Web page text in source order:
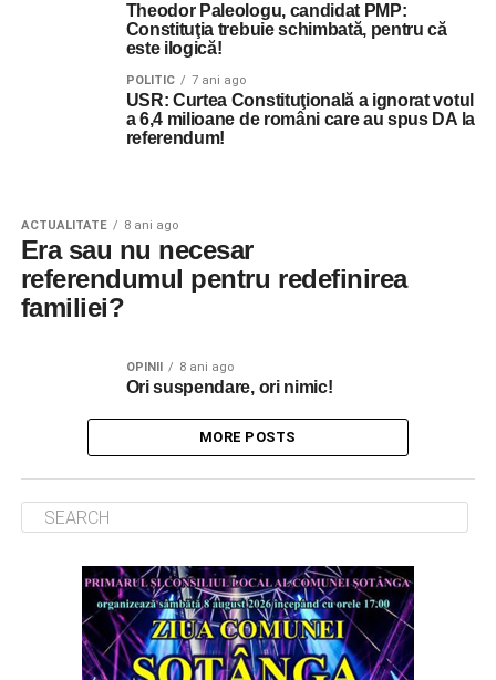
Theodor Paleologu, candidat PMP:
Constituţia trebuie schimbată, pentru că
este ilogică!
POLITIC 7 ani ago
USR: Curtea Constituţională a ignorat votul
a 6,4 milioane de români care au spus DA la
referendum!
ACTUALITATE 8 ani ago
Era sau nu necesar
referendumul pentru redefinirea
familiei?
OPINII 8 ani ago
Ori suspendare, ori nimic!
MORE POSTS